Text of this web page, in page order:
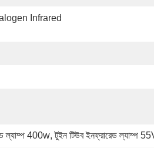
Infrared
ল্যাম্প 400w, টুইন টিউব ইনফ্রারেড ল্যাম্প